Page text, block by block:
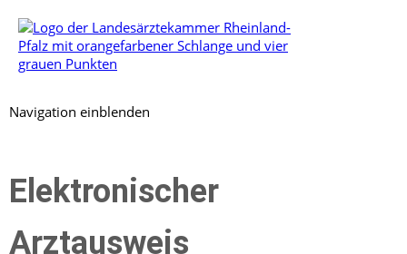
Navigation einblenden
Elektronischer
Arztausweis